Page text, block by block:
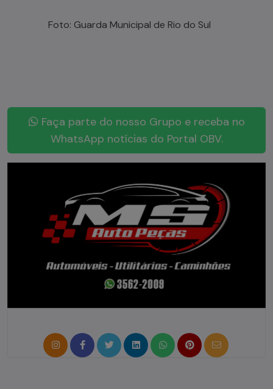
Foto: Guarda Municipal de Rio do Sul
Faça parte do nosso Grupo e receba no
WhatsApp notícias do Portal OBV.